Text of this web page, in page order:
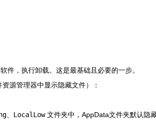
件，执行卸载。这是最基础且必要的一步。
源管理器中显示隐藏文件）：
LocalLow文件夹中，AppData文件夹默认隐